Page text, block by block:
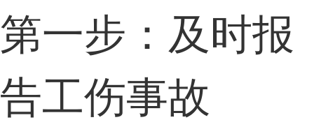
第一步：及时报
告工伤事故